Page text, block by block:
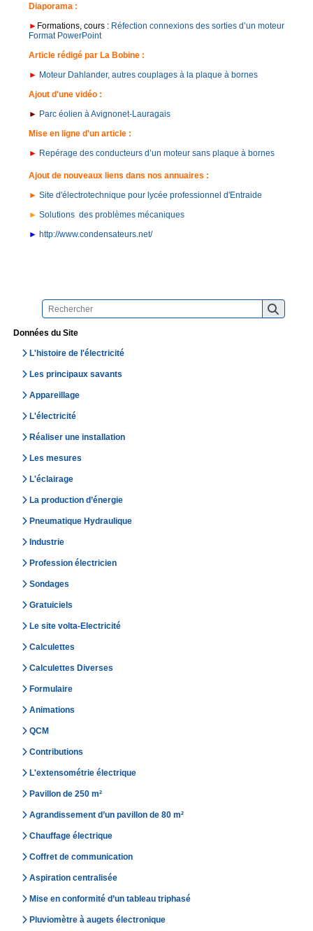
Données du Site
L'histoire de l'électricité
Les principaux savants
Appareillage
L'électricité
Réaliser une installation
Les mesures
L'éclairage
La production d’énergie
Pneumatique Hydraulique
Industrie
Profession électricien
Sondages
Gratuiciels
Le site volta-Electricité
Calculettes
Calculettes Diverses
Formulaire
Animations
QCM
Contributions
L'extensométrie électrique
Pavillon de 250 m²
Agrandissement d’un pavillon de 80 m²
Chauffage électrique
Coffret de communication
Aspiration centralisée
Mise en conformité d’un tableau triphasé
Pluviomètre à augets électronique
Diaporama :
► Formations, cours : Réfection connexions des sorties d’un moteur
Format PowerPoint
Article rédigé par La Bobine :
► Moteur Dahlander, autres couplages à la plaque à bornes
Ajout d'une vidéo :
► Parc éolien à Avignonet-Lauragais
Mise en ligne d'un article :
► Repérage des conducteurs d’un moteur sans plaque à bornes
Ajout de nouveaux liens dans nos annuaires :
► Site d'électrotechnique pour lycée professionnel d'Entraide
► Solutions des problèmes mécaniques
► http://www.condensateurs.net/